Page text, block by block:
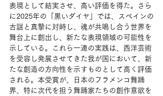
表現として結実させ、高い評価を得た。さら
に2025年の「黒いダイヤ」では、スペインの
古謡と真摯に対峙し、魂が共鳴し合う世界を
舞台上に創出し、新たな表現領域の可能性を
示している。これら一連の実践は、西洋芸術
を受容し発展させてきた我が国において、新
たな創造の方向性を示すものとして高く評価
される。本受賞が、日本のフラメンコ舞踊
界、特に次代を担う舞踊家たちの創作意欲を